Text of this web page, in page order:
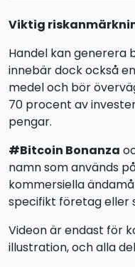
Viktig
Handel kan generera
innebär dock också
medel och bör
70 procent av
pengar.
#Bitcoin Bonanza
namn som används
kommersiella
specifikt företag eller
Videon är endast för
illustration, och alla